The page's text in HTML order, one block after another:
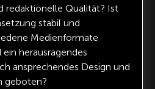
redaktionelle Qualität? Ist
stabil und
Medienformate
herausragendes
ansprechendes Design und
geboten?